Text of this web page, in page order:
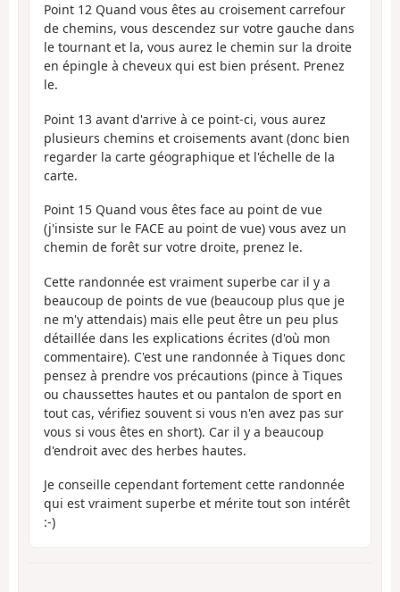
Point 12 Quand vous êtes au croisement carrefour
de chemins, vous descendez sur votre gauche dans
le tournant et la, vous aurez le chemin sur la droite
en épingle à cheveux qui est bien présent. Prenez
le.
Point 13 avant d'arrive à ce point-ci, vous aurez
plusieurs chemins et croisements avant (donc bien
regarder la carte géographique et l'échelle de la
carte.
Point 15 Quand vous êtes face au point de vue
(j'insiste sur le FACE au point de vue) vous avez un
chemin de forêt sur votre droite, prenez le.
Cette randonnée est vraiment superbe car il y a
beaucoup de points de vue (beaucoup plus que je
ne m'y attendais) mais elle peut être un peu plus
détaillée dans les explications écrites (d'où mon
commentaire). C'est une randonnée à Tiques donc
pensez à prendre vos précautions (pince à Tiques
ou chaussettes hautes et ou pantalon de sport en
tout cas, vérifiez souvent si vous n'en avez pas sur
vous si vous êtes en short). Car il y a beaucoup
d'endroit avec des herbes hautes.
Je conseille cependant fortement cette randonnée
qui est vraiment superbe et mérite tout son intérêt
:-)